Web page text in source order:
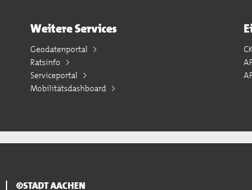
Weitere Services
Geodatenportal
Ratsinfo
Serviceportal
Mobilitätsdashboard
©STADT AACHEN